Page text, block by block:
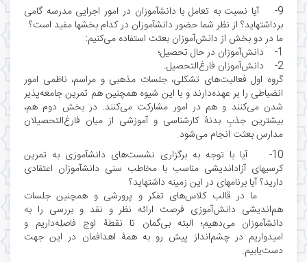
9- آیا نسبت به تعامل با دانشآموزان در امور اجرایی مدرسه گامی
برداشتهاید؟ از نظر شما حضور دانشآموزان در کدام بخشها مفید است؟
ما در دو بخش از دانش‌آموزان بعثت استفاده می‌کنیم:
1- دانش‌آموزان در حال تحصیل؛
2- دانش‌آموزان فارغ‌التحصیل.
گروه اول فعالیت‌های تشکلی، جلسات مذهبی و مراسم، ناظمی امور
انضباطی را بر عهده‌دارند و با این شیوه همچنین هم تمرین جامعه‌پذیر
شدن می‌کنند و هم در امور مشارکت می‌کنند. در بخش دوم هم،
بیشترین جذبِ بدنۀ کارشناسی و آموزشی از میان فارغ‌التحصیلان
مدارس بعثت انجام می‌شود.
10- آیا با توجه به برگزاری نشست‌های دانشآموزی به تمرین
کرسیهای آزاداندیشی مناسب با مخاطب سنی دانشآموزان اعتقادی
دارید؟ آیا برنامهای در این زمینه داشتهاید؟
ما در قالب کلاس‌های تفکر و پرورشی و همچنین جلسات
هم‌اندیشی دانش‌آموزی فرصت ارائه نظر و نقد و بررسی را به
دانشآموزان می‌دهیم؛ البته بی‌گمان تا نقطۀ اوج فاصله‌داریم و
امیدواریم در چشم‌انداز پیش رو به همۀ اهدافمان در این جهت
دست‌یابیم.